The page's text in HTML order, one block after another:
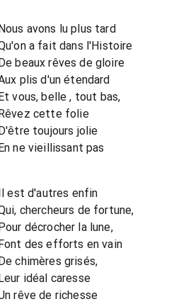
avons lu plus tard
a fait dans l'Histoire
beaux rêves de gloire
plis d'un étendard
vous, belle , tout bas,
cette folie
toujours jolie
ne vieillissant pas
est d'autres enfin
chercheurs de fortune,
décrocher la lune,
des efforts en vain
chimères grisés,
idéal caresse
rêve de richesse